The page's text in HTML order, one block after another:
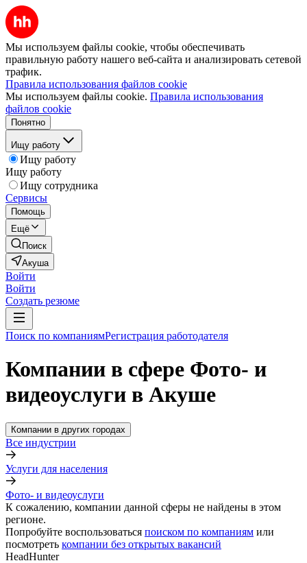
Мы используем файлы cookie, чтобы обеспечивать
правильную работу нашего веб-сайта и анализировать сетевой
трафик.
Правила использования файлов cookie
Мы используем файлы cookie. Правила использования
файлов cookie
Понятно
Ищу работу
Ищу работу
Ищу работу
Ищу сотрудника
Сервисы
Помощь
Ещё
Поиск
Акуша
Войти
Войти
Создать резюме
Поиск по компаниямРегистрация работодателя
Компании в сфере Фото- и
видеоуслуги в Акуше
Компании в других городах
Все индустрии
Услуги для населения
Фото- и видеоуслуги
К сожалению, компании данной сферы не найдены в этом
регионе.
Попробуйте воспользоваться поиском по компаниям или
посмотреть компании без открытых вакансий
HeadHunter